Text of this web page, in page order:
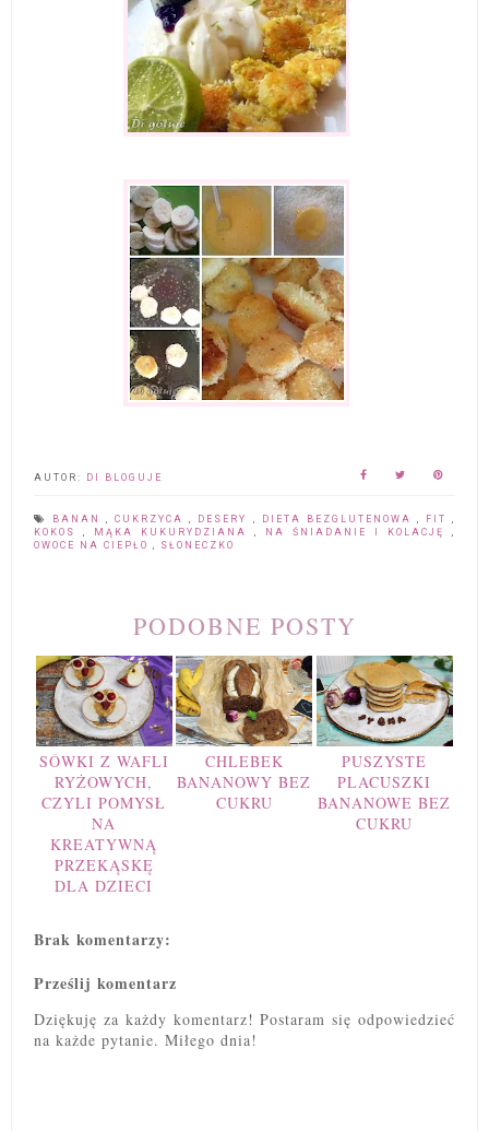
AUTOR: DI BLOGUJE
BANAN ,CUKRZYCA DESERY DIETA BEZGLUTENOWA FIT
KOKOS
MĄKA KUKURYDZIANA NA ŚNIADANIE I KOLACJĘ
OWOCE NA CIEPŁO
SŁONECZKO
PODOBNE POSTY
SÓWKI Z WAFLI
RYŻOWYCH,
CZYLI POMYSŁ
NA
KREATYWNĄ
PRZEKĄSKĘ
DLA DZIECI
CHLEBEK
BANANOWY BEZ
CUKRU
PUSZYSTE
PLACUSZKI
BANANOWE BEZ
CUKRU
Brak komentarzy:
Prześlij komentarz
Dziękuję za każdy komentarz! Postaram się odpowiedzieć
na każde pytanie. Miłego dnia!